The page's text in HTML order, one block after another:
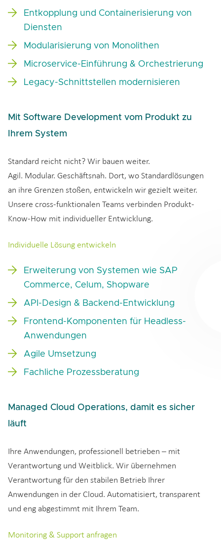
Entkopplung und Containerisierung von
Diensten
Modularisierung von Monolithen
Microservice-Einführung & Orchestrierung
Legacy-Schnittstellen modernisieren
Mit Software Development vom Produkt zu
Ihrem System
Standard reicht nicht? Wir bauen weiter.
Agil. Modular. Geschäftsnah. Dort, wo Standardlösungen
an ihre Grenzen stoßen, entwickeln wir gezielt weiter.
Unsere cross-funktionalen Teams verbinden Produkt-
Know-How mit individueller Entwicklung.
Individuelle Lösung entwickeln
Erweiterung von Systemen wie SAP
Commerce, Celum, Shopware
API-Design & Backend-Entwicklung
Frontend-Komponenten für Headless-
Anwendungen
Agile Umsetzung
Fachliche Prozessberatung
Managed Cloud Operations, damit es sicher
läuft
Ihre Anwendungen, professionell betrieben – mit
Verantwortung und Weitblick. Wir übernehmen
Verantwortung für den stabilen Betrieb Ihrer
Anwendungen in der Cloud. Automatisiert, transparent
und eng abgestimmt mit Ihrem Team.
Monitoring & Support anfragen